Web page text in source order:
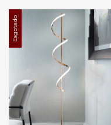
Esgotado